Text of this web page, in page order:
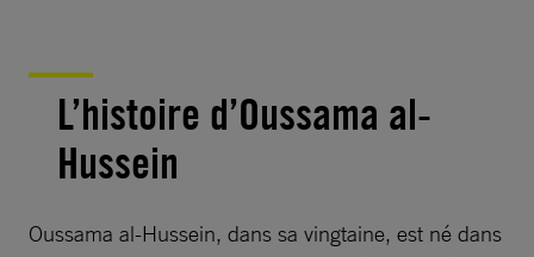
L’histoire d’Oussama al-
Hussein
Oussama al-Hussein, dans sa vingtaine, est né dans